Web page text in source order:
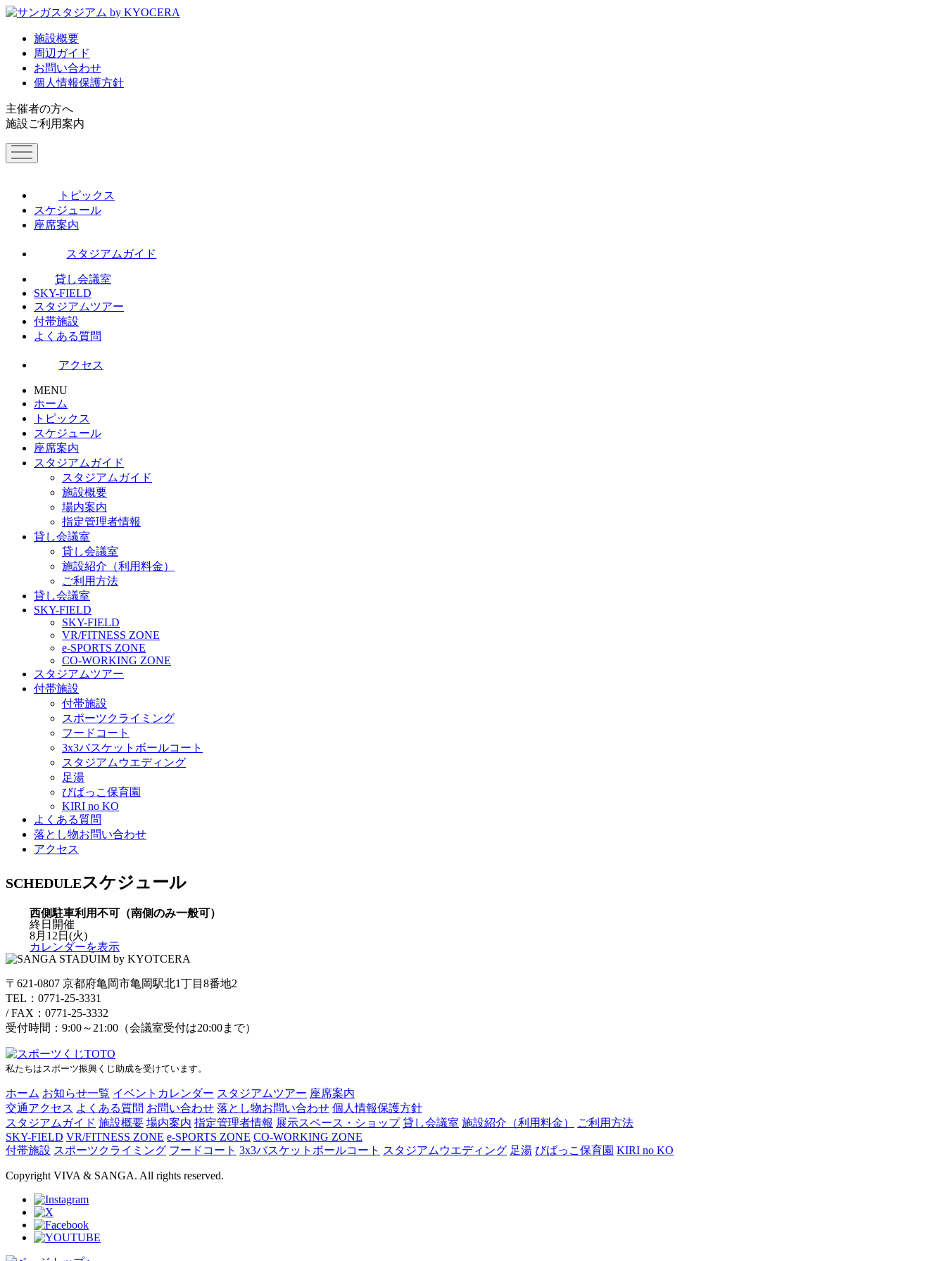
施設概要
周辺ガイド
お問い合わせ
個人情報保護方針
主催者の方へ
施設ご利用案内
トピックス
スケジュール
座席案内
スタジアムガイド
貸し会議室
SKY-FIELD
スタジアムツアー
付帯施設
よくある質問
アクセス
MENU
ホーム
トピックス
スケジュール
座席案内
スタジアムガイド
スタジアムガイド
施設概要
場内案内
指定管理者情報
貸し会議室
貸し会議室
施設紹介（利用料金）
ご利用方法
貸し会議室
SKY-FIELD
SKY-FIELD
VR/FITNESS ZONE
e-SPORTS ZONE
CO-WORKING ZONE
スタジアムツアー
付帯施設
付帯施設
スポーツクライミング
フードコート
3x3バスケットボールコート
スタジアムウエディング
足湯
びばっこ保育園
KIRI no KO
よくある質問
落とし物お問い合わせ
アクセス
SCHEDULEスケジュール
西側駐車利用不可（南側のみ一般可）
終日開催
8月12日(火)
カレンダーを表示
〒621-0807 京都府亀岡市亀岡駅北1丁目8番地2
TEL：0771-25-3331
/FAX：0771-25-3332
受付時間：9:00～21:00（会議室受付は20:00まで）
私たちはスポーツ振興くじ助成を受けています。
ホーム お知らせ一覧 イベントカレンダー スタジアムツアー 座席案内
交通アクセス よくある質問 お問い合わせ 落とし物お問い合わせ 個人情報保護方針
スタジアムガイド 施設概要 場内案内 指定管理者情報 展示スペース・ショップ 貸し会議室 施設紹介（利用料金）
ご利用方法
SKY-FIELD VR/FITNESS ZONE e-SPORTS ZONE CO-WORKING ZONE
付帯施設 スポーツクライミング フードコート 3x3バスケットボールコート スタジアムウエディング 足湯 びばっこ保育園 KIRI no KO
Copyright VIVA & SANGA. All rights reserved.